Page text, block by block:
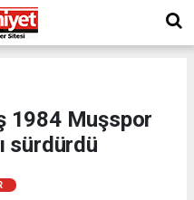
1984 Muşspor
sürdürdü